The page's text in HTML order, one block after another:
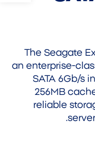
The Seagate
an enterprise-
SATA 6Gb/s
256MB
reliable